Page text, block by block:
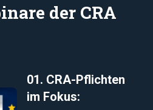
der CRA
01. CRA-Pflichten
im Fokus: